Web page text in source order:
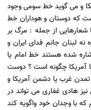
و می گوید خط سومی وجود
که دوستان و هوداران خط
88 در خیابان ها شعارهایی از جمله : مرگ بر
لبنان جانم فدای ایران و
شده هستند خط امام یا
آمریکا چگونه است ؟ دوست
تمدن غرب یا دشمن آمریکا و
هادی غفاری می تواند در
با وجدان خود واگویه کند